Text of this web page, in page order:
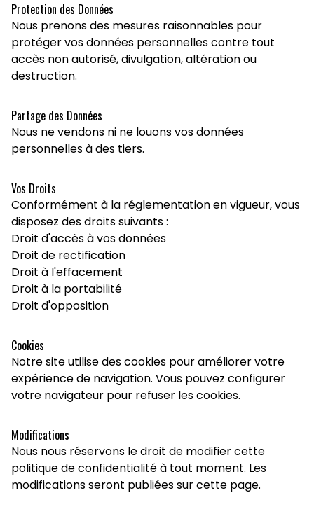
Protection des Données
Nous prenons des mesures raisonnables pour
protéger vos données personnelles contre tout
accès non autorisé, divulgation, altération ou
destruction.
Partage des Données
Nous ne vendons ni ne louons vos données
personnelles à des tiers.
Vos Droits
Conformément à la réglementation en vigueur, vous
disposez des droits suivants :
Droit d'accès à vos données
Droit de rectification
Droit à l'effacement
Droit à la portabilité
Droit d'opposition
Cookies
Notre site utilise des cookies pour améliorer votre
expérience de navigation. Vous pouvez configurer
votre navigateur pour refuser les cookies.
Modifications
Nous nous réservons le droit de modifier cette
politique de confidentialité à tout moment. Les
modifications seront publiées sur cette page.